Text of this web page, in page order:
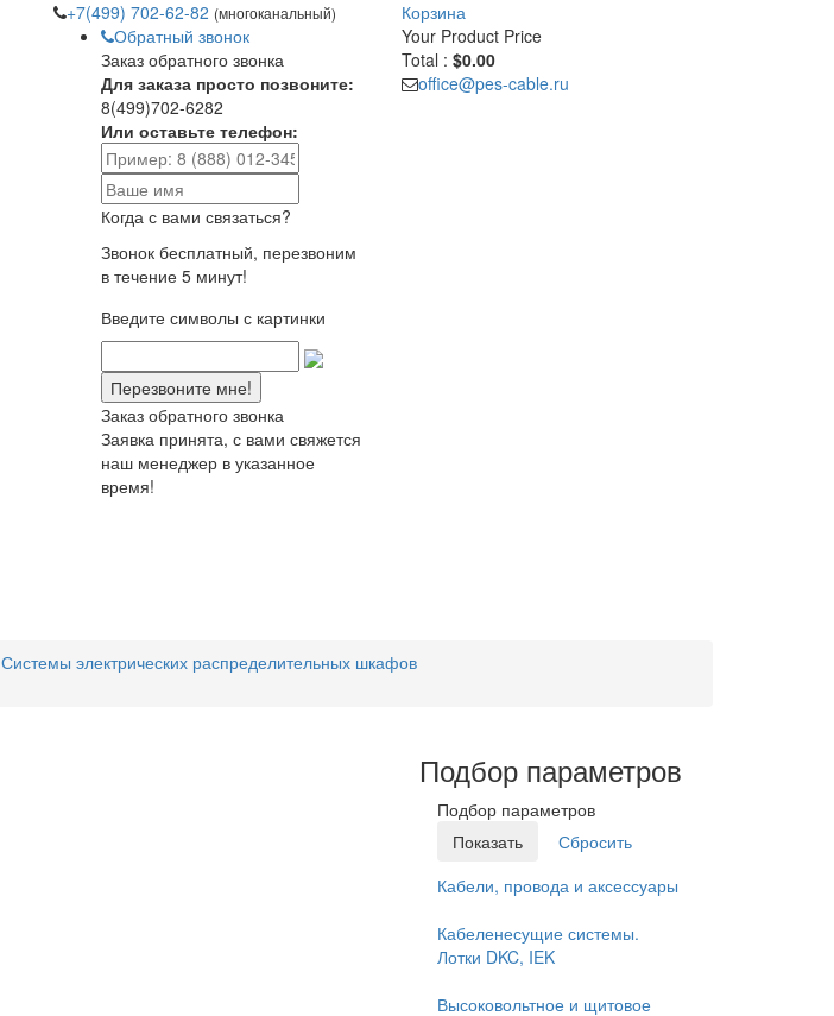
+7(499) 702-62-82 (многоканальный)
Обратный звонок
Заказ обратного звонка
Для заказа просто позвоните:
8(499)702-6282
Или оставьте телефон:
Когда с вами связаться?
Звонок бесплатный, перезвоним
в течение 5 минут!
Введите символы с картинки
Заказ обратного звонка
Заявка принята, с вами свяжется
наш менеджер в указанное
время!
Корзина
Your Product Price
Total : $0.00
office@pes-cable.ru
Системы электрических распределительных шкафов
Подбор параметров
Подбор параметров
Кабели, провода и аксессуары
Кабеленесущие системы.
Лотки DKC, IEK
Высоковольтное и щитовое